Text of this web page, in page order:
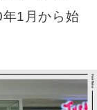
1月から始